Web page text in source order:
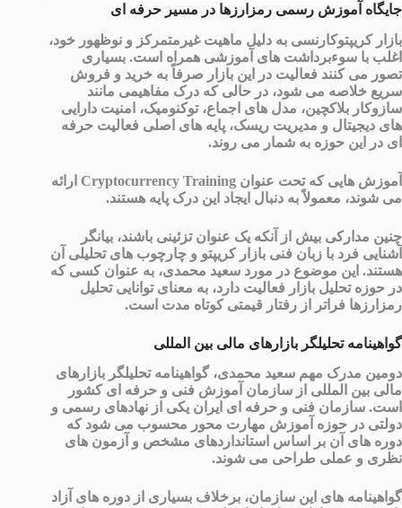
جایگاه آموزش رسمی رمزارزها در مسیر حرفه ای
بازار کریپتوکارنسی به دلیل ماهیت غیرمتمرکز و نوظهور خود،
اغلب با سوءبرداشت های آموزشی همراه است. بسیاری
تصور می کنند فعالیت در این بازار صرفاً به خرید و فروش
سریع خلاصه می شود، در حالی که درک مفاهیمی مانند
سازوکار بلاکچین، مدل های اجماع، توکنومیک، امنیت دارایی
های دیجیتال و مدیریت ریسک، پایه های اصلی فعالیت حرفه
ای در این حوزه به شمار می روند.
آموزش هایی که تحت عنوان Cryptocurrency Training ارائه
می شوند، معمولاً به دنبال ایجاد این درک پایه هستند.
چنین مدارکی بیش از آنکه یک عنوان تزئینی باشند، بیانگر
آشنایی فرد با زبان فنی بازار کریپتو و چارچوب های تحلیلی آن
هستند. این موضوع در مورد سعید محمدی، به عنوان کسی که
در حوزه تحلیل بازار فعالیت دارد، به معنای توانایی تحلیل
رمزارزها فراتر از رفتار قیمتی کوتاه مدت است.
گواهینامه تحلیلگر بازارهای مالی بین المللی
دومین مدرک مهم سعید محمدی، گواهینامه تحلیلگر بازارهای
مالی بین المللی از سازمان آموزش فنی و حرفه ای کشور
است. سازمان فنی و حرفه ای ایران یکی از نهادهای رسمی و
دولتی در حوزه آموزش مهارت محور محسوب می شود که
دوره های آن بر اساس استانداردهای مشخص و آزمون های
نظری و عملی طراحی می شوند.
گواهینامه های این سازمان، برخلاف بسیاری از دوره های آزاد